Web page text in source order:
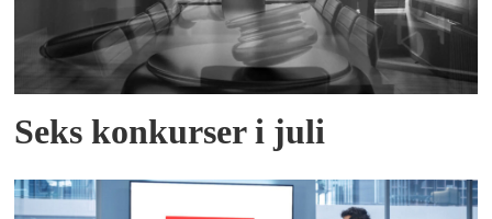
Seks konkurser i juli